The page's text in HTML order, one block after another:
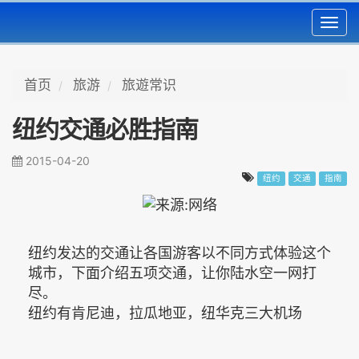
首页 旅游 旅遊常识
纽约交通必胜指南
2015-04-20
纽约 交通 指南
纽约发达的交通让各国游客以不同方式体验这个
城市，下面介绍五项交通，让你陆水空一网打
尽。
纽约有肯尼迪，拉瓜地亚，纽华克三大机场